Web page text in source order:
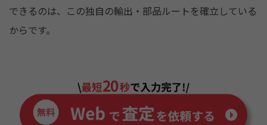
できるのは、この独自の輸出・部品ルートを確立している
からです。